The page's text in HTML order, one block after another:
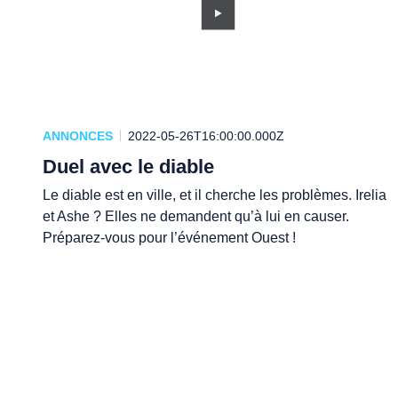
ANNONCES 2022-05-26T16:00:00.000Z
Duel avec le diable
Le diable est en ville, et il cherche les problèmes. Irelia
et Ashe ? Elles ne demandent qu’à lui en causer.
Préparez-vous pour l’événement Ouest !